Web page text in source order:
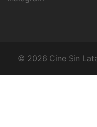
© 2026 Cine Sin